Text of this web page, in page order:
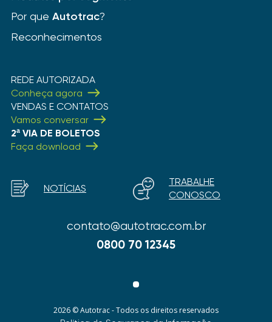
Por que Autotrac?
Reconhecimentos
REDE AUTORIZADA
Conheça agora
VENDAS E CONTATOS
Vamos conversar
2ª VIA DE BOLETOS
Faça download
contato@autotrac.com.br
0800 70 12345
NOTÍCIAS
TRABALHE
CONOSCO
2026 © Autotrac - Todos os direitos reservados